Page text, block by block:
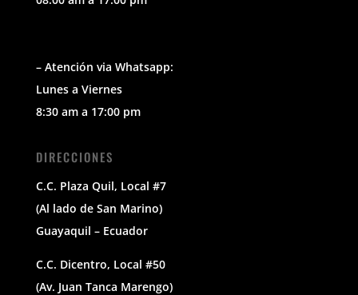
– Atención via Whatsapp:
Lunes a Viernes
8:30 am a 17:00 pm
DIRECCIONES
C.C. Plaza Quil, Local #7
(Al lado de San Marino)
Guayaquil – Ecuador
C.C. Dicentro, Local #50
(Av. Juan Tanca Marengo)